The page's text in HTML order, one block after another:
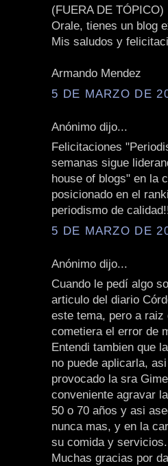
(FUERA DE TÓPICO)
Orale, tienes un blog
Mis saludos y
Armando Mendez
5 DE MARZO DE
Anónimo dijo...
Felicitaciones
semanas sigue
house of blogs" en la
posicionado en el
periodismo de
5 DE MARZO DE
Anónimo dijo...
Cuando le pedí algo
articulo del diario
este tema, pero a
cometiera el error de
Entendi tambien que
no puede aplicarla,
provocado la sra
conveniente agravar
50 o 70 años y asi
nunca mas, y en la
su comida y servicios.
Muchas gracias por